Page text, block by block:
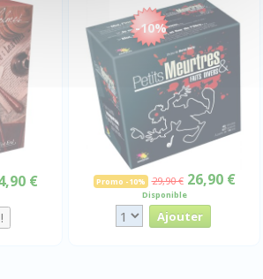
€
-10%
Promo -10% 29,90 € 26,90 €
Disponible